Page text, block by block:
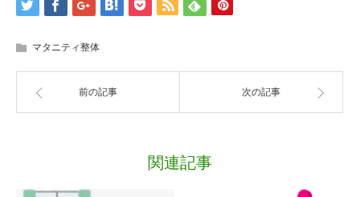
マタニティ整体
前の記事 次の記事
関連記事